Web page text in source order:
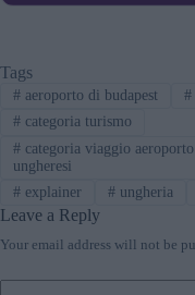
Tags
#aeroporto di budapest #
#categoria turismo
#categoria viaggio
ungheresi
#explainer #ungheria
Leave a Reply
Your email address will not be